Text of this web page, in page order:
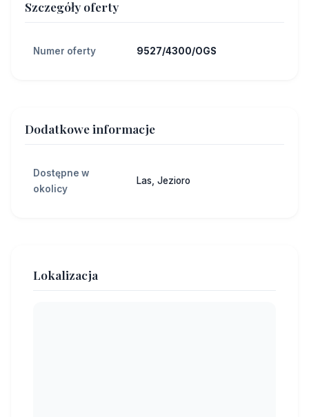
Szczegóły oferty
Numer oferty 9527/4300/OGS
Dodatkowe informacje
Dostępne w
okolicy
Las, Jezioro
Lokalizacja